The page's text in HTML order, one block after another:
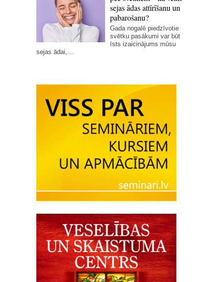
sejas ādas attīrīšanu un
pabarošanu?
Gada nogalē piedzīvotie
svētku pasākumi var būt
īsts izaicinājums mūsu
sejas ādai,...